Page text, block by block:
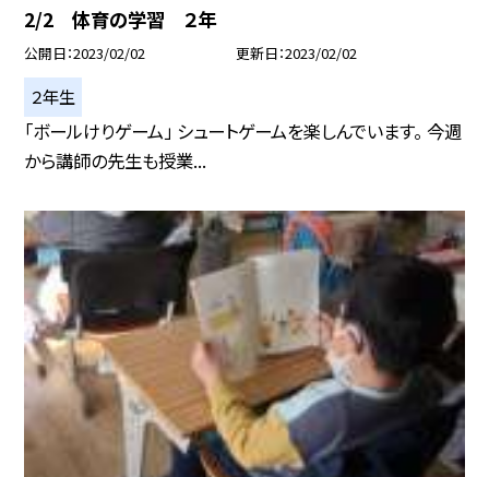
2/2 体育の学習 ２年
公開日 2023/02/02 更新日 2023/02/02
２年生
「ボールけりゲーム」 シュートゲームを楽しんでいます。 今週
から講師の先生も授業...